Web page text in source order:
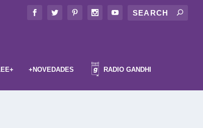
+NOVEDADES RADIO GANDHI